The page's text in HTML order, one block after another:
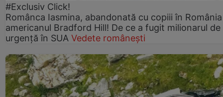
#Exclusiv Click!
Românca Iasmina, abandonată cu copiii în
americanul Bradford Hill! De ce a fugit milionarul de
urgență în SUA Vedete românești